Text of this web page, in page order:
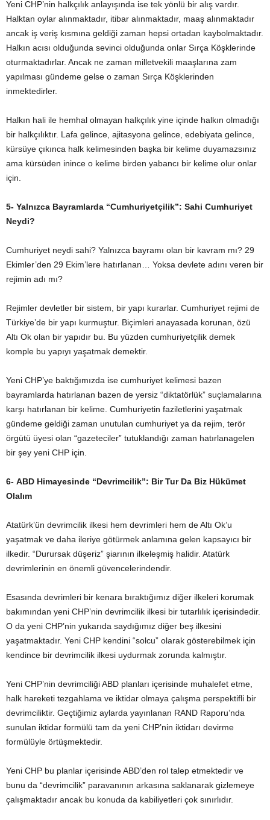
Yeni CHP’nin halkçılık anlayışında ise tek yönlü bir alış vardır.
Halktan oylar alınmaktadır, itibar alınmaktadır, maaş alınmaktadır
ancak iş veriş kısmına geldiği zaman hepsi ortadan kaybolmaktadır.
Halkın acısı olduğunda sevinci olduğunda onlar Sırça Köşklerinde
oturmaktadırlar. Ancak ne zaman milletvekili maaşlarına zam
yapılması gündeme gelse o zaman Sırça Köşklerinden
inmektedirler.
Halkın hali ile hemhal olmayan halkçılık yine içinde halkın olmadığı
bir halkçılıktır. Lafa gelince, ajitasyona gelince, edebiyata gelince,
kürsüye çıkınca halk kelimesinden başka bir kelime duyamazsınız
ama kürsüden inince o kelime birden yabancı bir kelime olur onlar
için.
5- Yalnızca Bayramlarda “Cumhuriyetçilik”: Sahi Cumhuriyet
Neydi?
Cumhuriyet neydi sahi? Yalnızca bayramı olan bir kavram mı? 29
Ekimler’den 29 Ekim’lere hatırlanan… Yoksa devlete adını veren bir
rejimin adı mı?
Rejimler devletler bir sistem, bir yapı kurarlar. Cumhuriyet rejimi de
Türkiye’de bir yapı kurmuştur. Biçimleri anayasada korunan, özü
Altı Ok olan bir yapıdır bu. Bu yüzden cumhuriyetçilik demek
komple bu yapıyı yaşatmak demektir.
Yeni CHP’ye baktığımızda ise cumhuriyet kelimesi bazen
bayramlarda hatırlanan bazen de yersiz “diktatörlük” suçlamalarına
karşı hatırlanan bir kelime. Cumhuriyetin faziletlerini yaşatmak
gündeme geldiği zaman unutulan cumhuriyet ya da rejim, terör
örgütü üyesi olan “gazeteciler” tutuklandığı zaman hatırlanagelen
bir şey yeni CHP için.
6- ABD Himayesinde “Devrimcilik”: Bir Tur Da Biz Hükümet
Olalım
Atatürk’ün devrimcilik ilkesi hem devrimleri hem de Altı Ok’u
yaşatmak ve daha ileriye götürmek anlamına gelen kapsayıcı bir
ilkedir. “Durursak düşeriz” şiarının ilkeleşmiş halidir. Atatürk
devrimlerinin en önemli güvencelerindendir.
Esasında devrimleri bir kenara bıraktığımız diğer ilkeleri korumak
bakımından yeni CHP’nin devrimcilik ilkesi bir tutarlılık içerisindedir.
O da yeni CHP’nin yukarıda saydığımız diğer beş ilkesini
yaşatmaktadır. Yeni CHP kendini “solcu” olarak gösterebilmek için
kendince bir devrimcilik ilkesi uydurmak zorunda kalmıştır.
Yeni CHP’nin devrimciliği ABD planları içerisinde muhalefet etme,
halk hareketi tezgahlama ve iktidar olmaya çalışma perspektifli bir
devrimciliktir. Geçtiğimiz aylarda yayınlanan RAND Raporu’nda
sunulan iktidar formülü tam da yeni CHP’nin iktidarı devirme
formülüyle örtüşmektedir.
Yeni CHP bu planlar içerisinde ABD’den rol talep etmektedir ve
bunu da “devrimcilik” paravanının arkasına saklanarak gizlemeye
çalışmaktadır ancak bu konuda da kabiliyetleri çok sınırlıdır.